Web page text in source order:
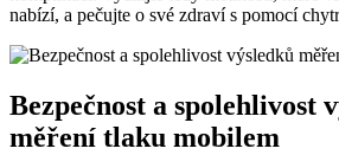
nabízí, a pečujte o své zdraví s pomocí
Bezpečnost a spolehlivost
měření tlaku mobilem